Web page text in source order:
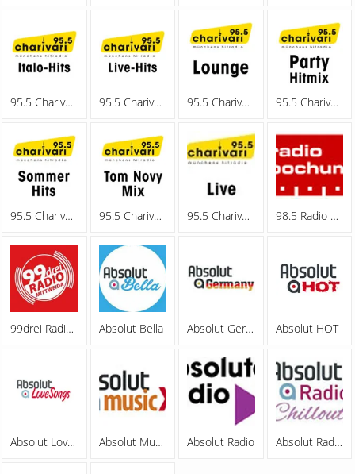
95.5 Charivari - Italo-Hits 95.5 Charivari - Live-Hits 95.5 Charivari - Lounge 95.5 Charivari - Party Hitmix
95.5 Charivari - Sommerhits 95.5 Charivari - Tom Novy Mix 95.5 Charivari - Webradio 98.5 Radio Bochum
99drei Radio Mittweida Absolut Bella Absolut Germany Absolut HOT
Absolut Lovesongs Absolut MusicXL Absolut Radio Absolut Radio Chillout